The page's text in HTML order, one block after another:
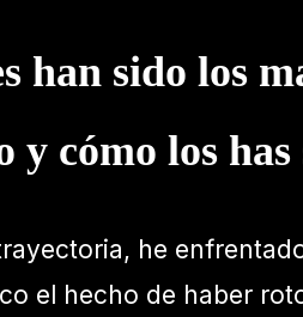
han sido los
y cómo los
he
el hecho de haber